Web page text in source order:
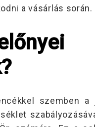
a vásárlás során.
szemben